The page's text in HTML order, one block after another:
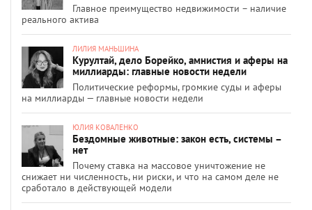
Главное преимущество недвижимости – наличие
реального актива
ЛИЛИЯ МАНЬШИНА
Курултай, дело Борейко, амнистия и аферы на
миллиарды: главные новости недели
Политические реформы, громкие суды и аферы
на миллиарды — главные новости недели
ЮЛИЯ КОВАЛЕНКО
Бездомные животные: закон есть, системы –
нет
Почему ставка на массовое уничтожение не
снижает ни численность, ни риски, и что на самом деле не
сработало в действующей модели